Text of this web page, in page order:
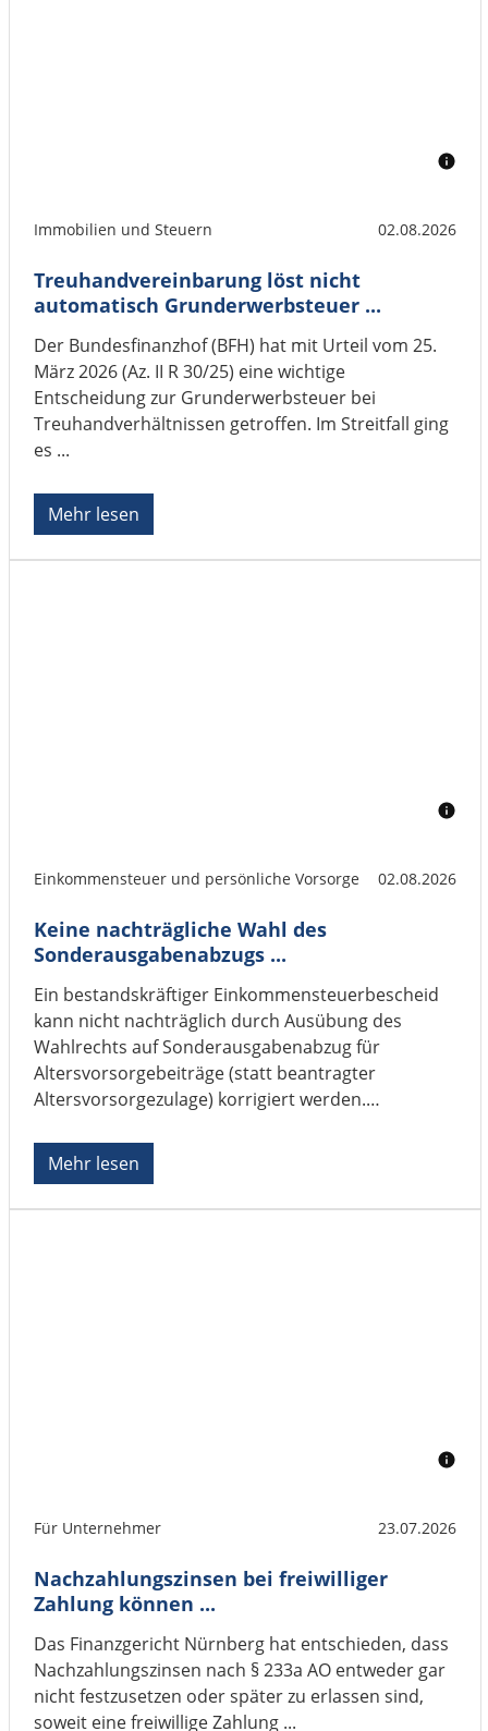
Immobilien und Steuern 02.08.2026
Treuhandvereinbarung löst nicht
automatisch Grunderwerbsteuer ...
Der Bundesfinanzhof (BFH) hat mit Urteil vom 25.
März 2026 (Az. II R 30/25) eine wichtige
Entscheidung zur Grunderwerbsteuer bei
Treuhandverhältnissen getroffen. Im Streitfall ging
es ...
Mehr lesen
Einkommensteuer und persönliche Vorsorge 02.08.2026
Keine nachträgliche Wahl des
Sonderausgabenabzugs ...
Ein bestandskräftiger Einkommensteuerbescheid
kann nicht nachträglich durch Ausübung des
Wahlrechts auf Sonderausgabenabzug für
Altersvorsorgebeiträge (statt beantragter
Altersvorsorgezulage) korrigiert werden.
Mehr lesen
Für Unternehmer 23.07.2026
Nachzahlungszinsen bei freiwilliger
Zahlung können ...
Das Finanzgericht Nürnberg hat entschieden, dass
Nachzahlungszinsen nach § 233a AO entweder gar
nicht festzusetzen oder später zu erlassen sind,
soweit eine freiwillige Zahlung ...